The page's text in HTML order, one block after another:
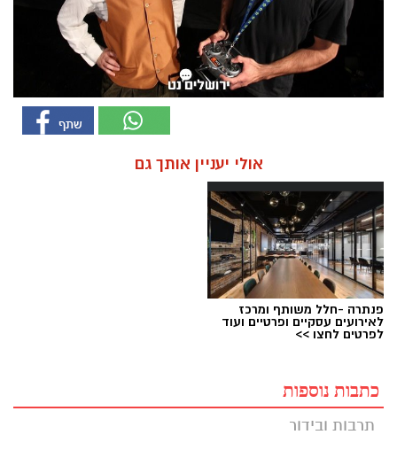
אולי יעניין אותך גם
פנתרה -חלל משותף ומרכז
לאירועים עסקיים ופרטיים ועוד
לפרטים לחצו >>
כתבות נוספות
תרבות ובידור